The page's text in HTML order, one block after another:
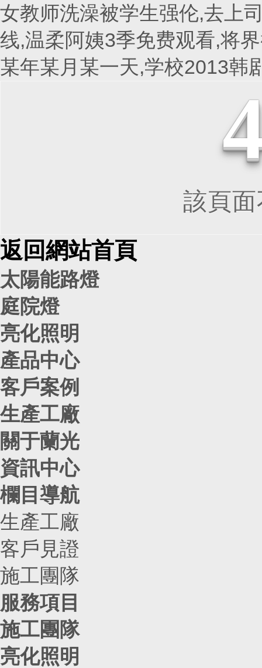
女教师洗澡被学生强伦,去上
线,温柔阿姨3季免费观看,将
某年某月某一天,学校2013韩
該頁面
返回網站首頁
太陽能路燈
庭院燈
亮化照明
產品中心
客戶案例
生產工廠
關于蘭光
資訊中心
欄目導航
生產工廠
客戶見證
施工團隊
服務項目
施工團隊
亮化照明